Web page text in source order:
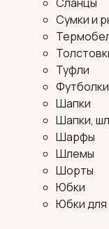
Сланцы
Сумки и
Туфли
Шапки
Шапки,
Шарфы
Шлемы
Шорты
Юбки
Юбки для